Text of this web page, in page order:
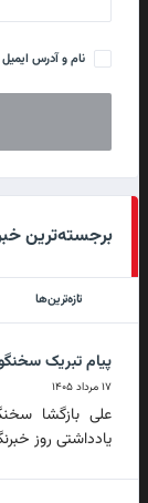
نام و آدرس ایمیل
برجسته‌ترین
تازه‌ترین‌ها
پیام تبریک
۱۷ مرداد ۱۴۰۵
علی بازگشا
یادداشتی روز